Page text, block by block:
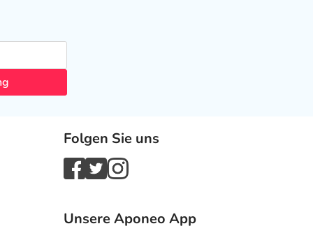
Folgen Sie uns
Unsere Aponeo App